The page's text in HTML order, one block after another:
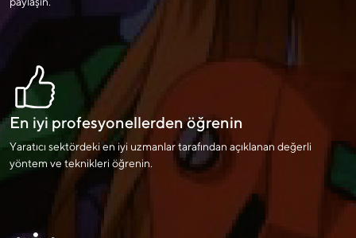
En iyi profesyonellerden öğrenin
Yaratıcı sektördeki en iyi uzmanlar tarafından açıklanan değerli
yöntem ve teknikleri öğrenin.